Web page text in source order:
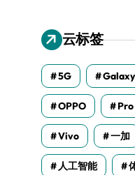
云标签
5G Galaxy
OPPO Pro
Vivo 一加
人工智能